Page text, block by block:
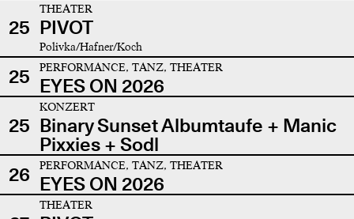
25
THEATER
PIVOT
Polivka/Hafner/Koch
25 PERFORMANCE, TANZ, THEATER
EYES ON 2026
25
KONZERT
Binary Sunset Albumtaufe + Manic
Pixxies + Sodl
26
PERFORMANCE, TANZ, THEATER
EYES ON 2026
THEATER